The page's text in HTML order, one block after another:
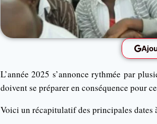
L’année 2025 s’annonce rythmée par
doivent se préparer en conséquence pour
Voici un récapitulatif des principales dates